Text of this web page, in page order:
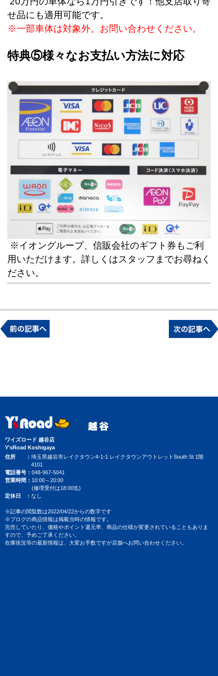
せ品にも適用可能です。
※一部車体は対象外。お問い合わせください。
特典⑤様々なお支払い方法に対応
※イオングループ、信販会社のギフト券もご利
用いただけます。詳しくはスタッフまでお尋ねく
ださい。
ワイズロード 越谷店
Y'sRoad Koshigaya
住所
埼玉県越谷市レイクタウン4-1-1 レイクタウンアウトレットSouth St 1階
4101
電話番号
048-967-5041
営業時間
10:00～20:00
(修理受付は18:00迄)
定休日
なし
※記事の閲覧数は2022/04/22からの数字です
※ブログの商品情報は掲載当時の情報です。
完売していたり、価格やポイント還元率、商品の仕様が変更されていることもありま
すので、予めご了承ください。
在庫状況等の最新情報は、大変お手数ですが店舗へお問い合わせください。